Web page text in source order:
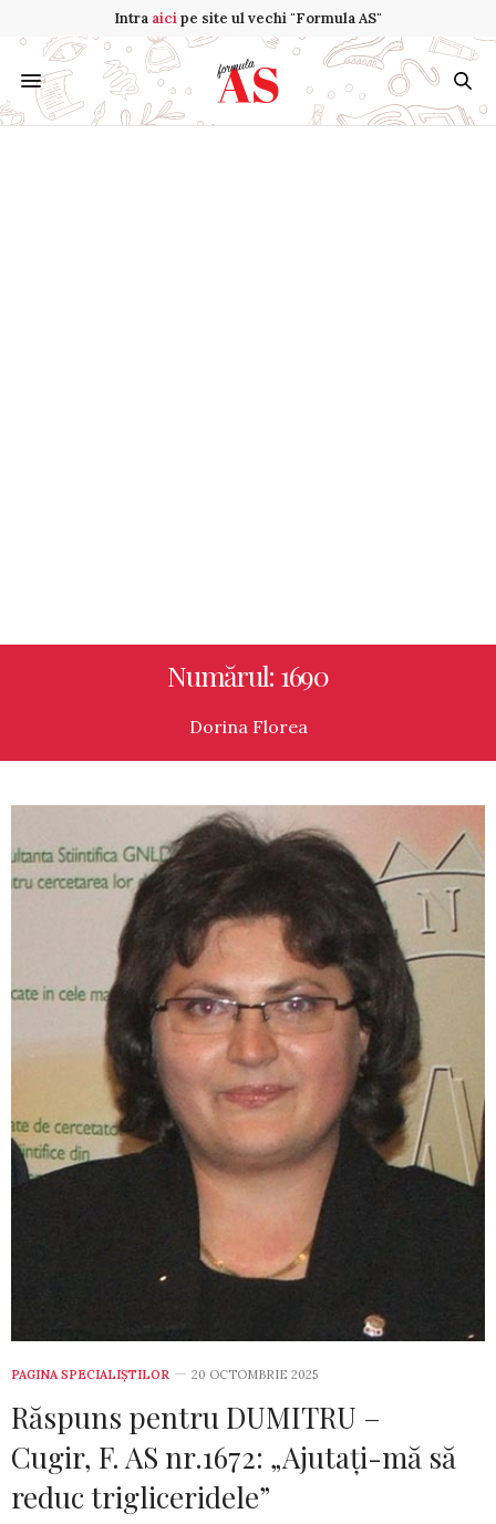
Intra aicipe site ul vechi "Formula AS"
Numărul: 1690
Dorina Florea
PAGINA SPECIALIȘTILOR 20 OCTOMBRIE 2025
Răspuns pentru DUMITRU –
Cugir, F. AS nr.1672: „Ajutați-mă să
reduc trigliceridele”